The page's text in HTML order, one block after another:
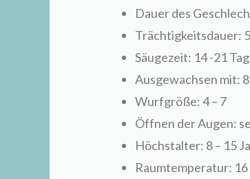
Dauer des
Trächtigkeitsdauer:
Säugezeit: 14 -21
Ausgewachsen mit:
Wurfgröße: 4 – 7
Öffnen der Augen:
Höchstalter: 8 – 15
Raumtemperatur: 16